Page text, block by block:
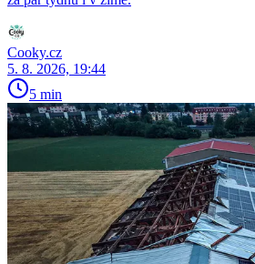
Cooky.cz
5. 8. 2026, 19:44
5 min